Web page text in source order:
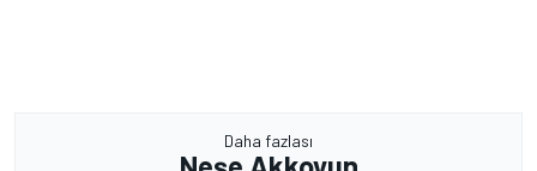
Daha fazlası